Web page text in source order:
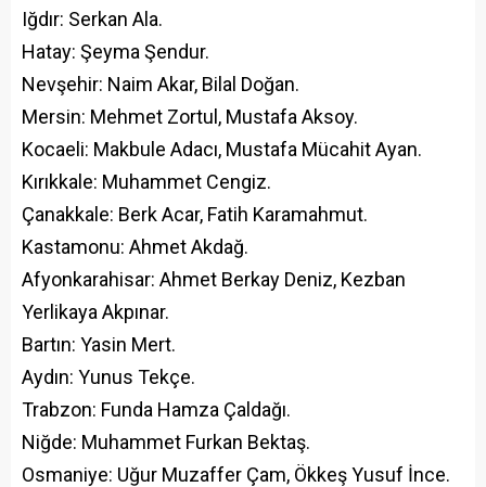
Iğdır: Serkan Ala.
Hatay: Şeyma Şendur.
Nevşehir: Naim Akar, Bilal Doğan.
Mersin: Mehmet Zortul, Mustafa Aksoy.
Kocaeli: Makbule Adacı, Mustafa Mücahit Ayan.
Kırıkkale: Muhammet Cengiz.
Çanakkale: Berk Acar, Fatih Karamahmut.
Kastamonu: Ahmet Akdağ.
Afyonkarahisar: Ahmet Berkay Deniz, Kezban
Yerlikaya Akpınar.
Bartın: Yasin Mert.
Aydın: Yunus Tekçe.
Trabzon: Funda Hamza Çaldağı.
Niğde: Muhammet Furkan Bektaş.
Osmaniye: Uğur Muzaffer Çam, Ökkeş Yusuf İnce.